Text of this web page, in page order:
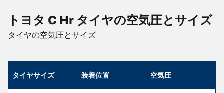
トヨタ C Hr タイヤの空気圧とサイズ
タイヤの空気圧とサイズ
タイヤサイズ 装着位置 空気圧